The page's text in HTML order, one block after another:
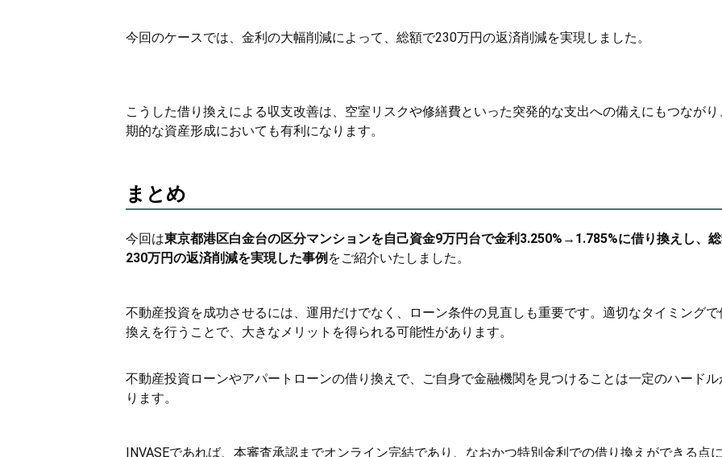
今回のケースでは、金利の大幅削減によって、総額で230万円の返済削減を実現しました。
こうした借り換えによる収支改善は、空室リスクや修繕費といった突発的な支出への備えにもつながり
期的な資産形成においても有利になります。
まとめ
今回は東京都港区白金台の区分マンションを自己資金9万円台で金利3.250%→1.785%に借り換えし、
230万円の返済削減を実現した事例 をご紹介いたしました。
不動産投資を成功させるには、運用だけでなく、ローン条件の見直しも重要です。適切なタイミングで
換えを行うことで、大きなメリットを得られる可能性があります。
不動産投資ローンやアパートローンの借り換えで、ご自身で金融機関を見つけることは一定のハードル
ります。
INVASEであれば、本審査承認までオンライン完結であり、なおかつ特別金利での借り換えができる点